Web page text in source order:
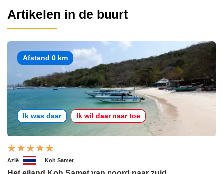
Artikelen in de buurt
Afstand 0 km
Ik was daar Ik wil daar naar toe
Azië Koh Samet